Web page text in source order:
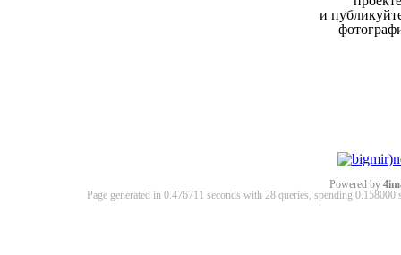
и
Powered by
Page generated in 0.476711 seconds with 28 queries, spending